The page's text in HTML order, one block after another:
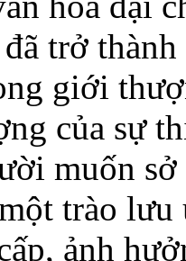
trở
giới
của sự
muốn
trào
ảnh